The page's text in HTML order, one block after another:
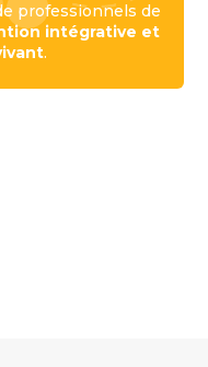
professionnels de
intégrative et
.